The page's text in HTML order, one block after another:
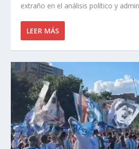
extraño en el análisis político y
LEER MÁS